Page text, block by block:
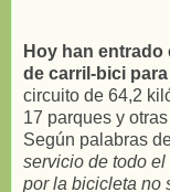
Hoy han
de carril-bici
circuito de 64,2
17 parques y
Según palabras
servicio de todo
por la bicicleta no